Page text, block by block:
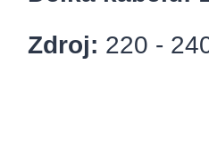
Zdroj: 220 -